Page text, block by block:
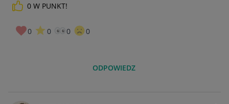
0 W PUNKT!
0 0 0 0
ODPOWIEDZ